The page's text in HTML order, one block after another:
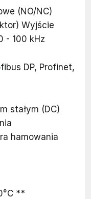
(NO/NC)
Wyjście
- 100 kHz
DP, Profinet,
stałym (DC)
hamowania
**